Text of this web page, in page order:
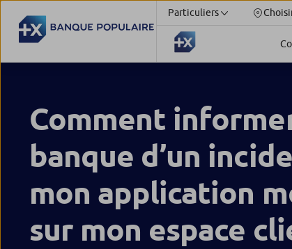
Particuliers
Comment
banque d’un
mon application
sur mon espace